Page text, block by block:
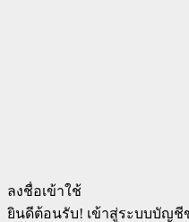
ลงชื่อเข้าใช้
ยินดีต้อนรับ! เข้าสู่ระบบบัญ